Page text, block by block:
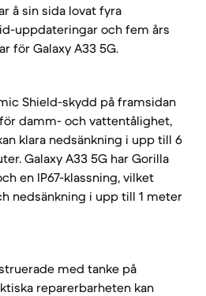
å sin sida lovat fyra
uppdateringar och fem års
för Galaxy A33 5G.
Shield-skydd på framsidan
damm- och vattentålighet,
klara nedsänkning i upp till 6
Galaxy A33 5G har Gorilla
en IP67-klassning, vilket
nedsänkning i upp till 1 meter
med tanke på
reparerbarheten kan